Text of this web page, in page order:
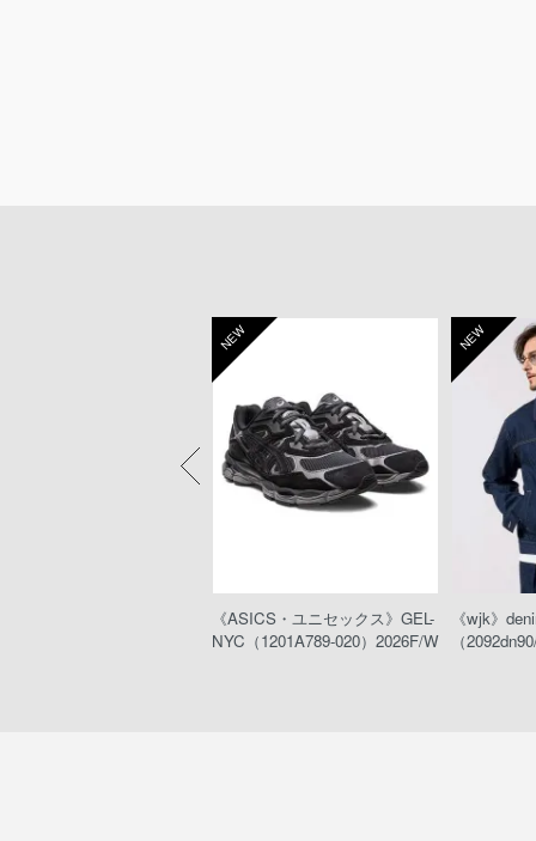
NEW
《ASICS・ユニセックス》GEL-
NYC（1201A789-020）2026F/W
NEW
《wjk》
（